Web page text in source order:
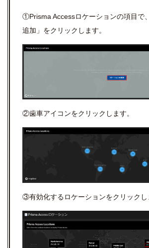
①Prisma Accessロケーションの項目で
追加」をクリックします。
②歯車アイコンをクリックします。
③有効化するロケーションをクリックし